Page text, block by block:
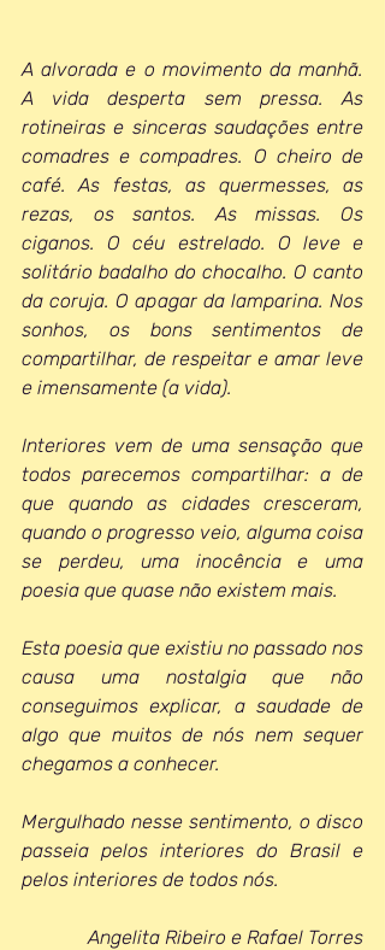
A alvorada e o movimento da manhã.
A vida desperta sem pressa. As
rotineiras e sinceras saudações entre
comadres e compadres. O cheiro de
café. As festas, as quermesses, as
rezas, os santos. As missas. Os
ciganos. O céu estrelado. O leve e
solitário badalho do chocalho. O canto
da coruja. O apagar da lamparina. Nos
sonhos, os bons sentimentos de
compartilhar, de respeitar e amar leve
e imensamente (a vida).
Interiores vem de uma sensação que
todos parecemos compartilhar: a de
que quando as cidades cresceram,
quando o progresso veio, alguma coisa
se perdeu, uma inocência e uma
poesia que quase não existem mais.
Esta poesia que existiu no passado nos
causa uma nostalgia que não
conseguimos explicar, a saudade de
algo que muitos de nós nem sequer
chegamos a conhecer.
Mergulhado nesse sentimento, o disco
passeia pelos interiores do Brasil e
pelos interiores de todos nós.
Angelita Ribeiro e Rafael Torres